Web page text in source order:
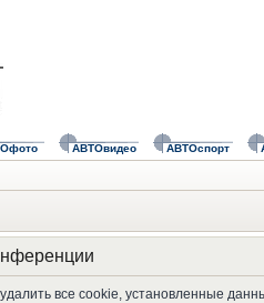
АВТОвидео АВТОспорт
все cookie, установленные